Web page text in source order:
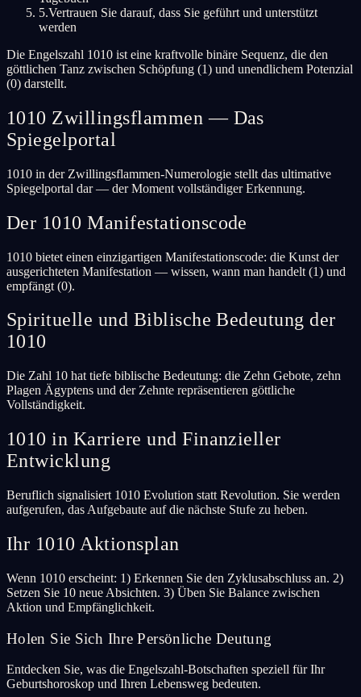
5.Vertrauen Sie darauf, dass Sie geführt und unterstützt
werden
Die Engelszahl 1010 ist eine kraftvolle binäre Sequenz, die den
göttlichen Tanz zwischen Schöpfung (1) und unendlichem Potenzial
(0) darstellt.
1010 Zwillingsflammen — Das
Spiegelportal
1010 in der Zwillingsflammen-Numerologie stellt das ultimative
Spiegelportal dar — der Moment vollständiger Erkennung.
Der 1010 Manifestationscode
1010 bietet einen einzigartigen Manifestationscode: die Kunst der
ausgerichteten Manifestation — wissen, wann man handelt (1) und
empfängt (0).
Spirituelle und Biblische Bedeutung der
1010
Die Zahl 10 hat tiefe biblische Bedeutung: die Zehn Gebote, zehn
Plagen Ägyptens und der Zehnte repräsentieren göttliche
Vollständigkeit.
1010 in Karriere und Finanzieller
Entwicklung
Beruflich signalisiert 1010 Evolution statt Revolution. Sie werden
aufgerufen, das Aufgebaute auf die nächste Stufe zu heben.
Ihr 1010 Aktionsplan
Wenn 1010 erscheint: 1) Erkennen Sie den Zyklusabschluss an. 2)
Setzen Sie 10 neue Absichten. 3) Üben Sie Balance zwischen
Aktion und Empfänglichkeit.
Holen Sie Sich Ihre Persönliche Deutung
Entdecken Sie, was die Engelszahl-Botschaften speziell für Ihr
Geburtshoroskop und Ihren Lebensweg bedeuten.